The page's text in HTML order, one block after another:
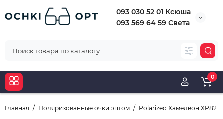
093 030 52 01 Ксюша
093 569 64 59 Света
0
Главная Поляризованные очки оптом Polarized Хамелеон